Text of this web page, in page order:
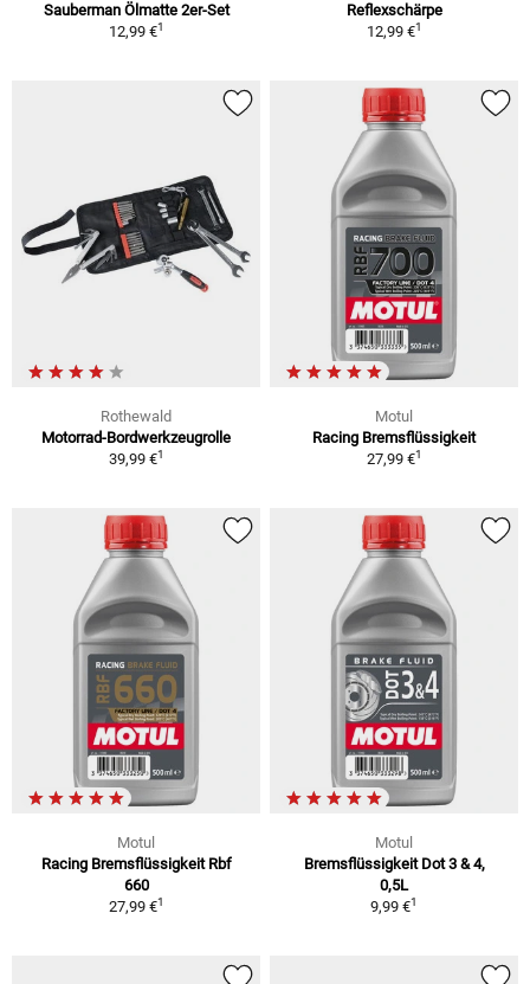
Sauberman Ölmatte 2er-Set
12,99 €1
Reflexschärpe
12,99 €1
Rothewald
Motorrad-Bordwerkzeugrolle
39,99 €1
Motul
Racing Bremsflüssigkeit
27,99 €1
Motul
Racing Bremsflüssigkeit Rbf
660
27,99 €1
Motul
Bremsflüssigkeit Dot 3 & 4,
0,5L
9,99 €1